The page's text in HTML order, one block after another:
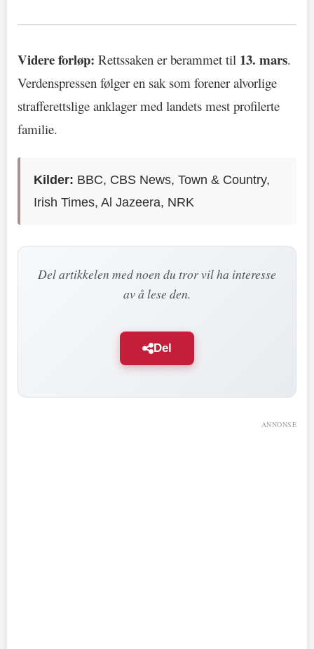
Videre forløp: Rettssaken er berammet til 13. mars.
Verdenspressen følger en sak som forener alvorlige
strafferettslige anklager med landets mest profilerte
familie.
Kilder: BBC, CBS News, Town & Country,
Irish Times, Al Jazeera, NRK
Del artikkelen med noen du tror vil ha interesse
av å lese den.
Del
ANNONSE